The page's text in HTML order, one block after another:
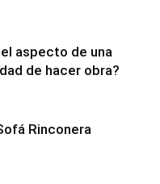
aspecto de una
de hacer obra?
Rinconera